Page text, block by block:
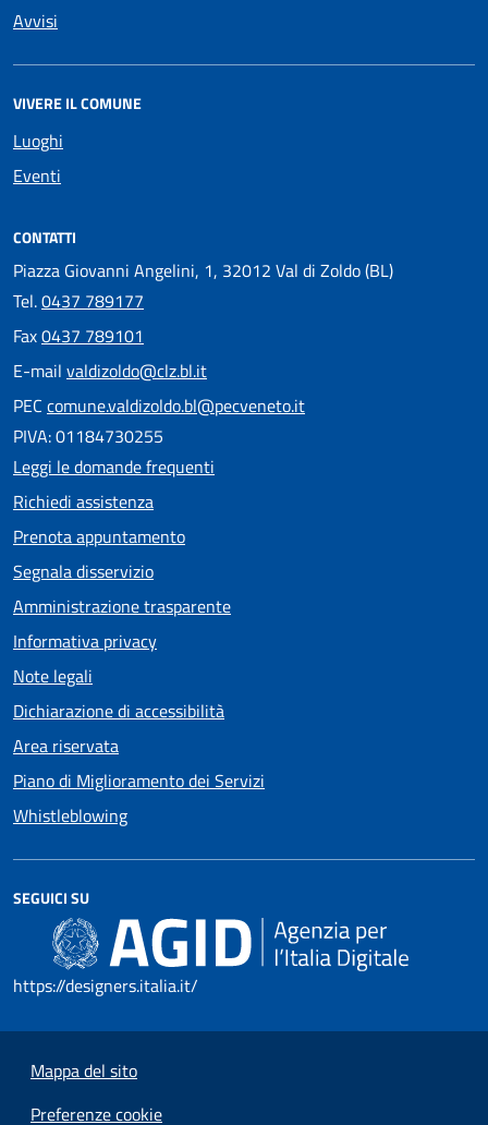
Avvisi
VIVERE IL COMUNE
Luoghi
Eventi
CONTATTI
Piazza Giovanni Angelini, 1, 32012 Val di Zoldo (BL)
Tel.0437 789177
Fax0437 789101
E-mail valdizoldo@clz.bl.it
PEC comune.valdizoldo.bl@pecveneto.it
PIVA: 01184730255
Leggi le domande frequenti
Richiedi assistenza
Prenota appuntamento
Segnala disservizio
Amministrazione trasparente
Informativa privacy
Note legali
Dichiarazione di accessibilità
Area riservata
Piano di Miglioramento dei Servizi
Whistleblowing
SEGUICI SU
https://designers.italia.it/
Mappa del sito
Preferenze cookie